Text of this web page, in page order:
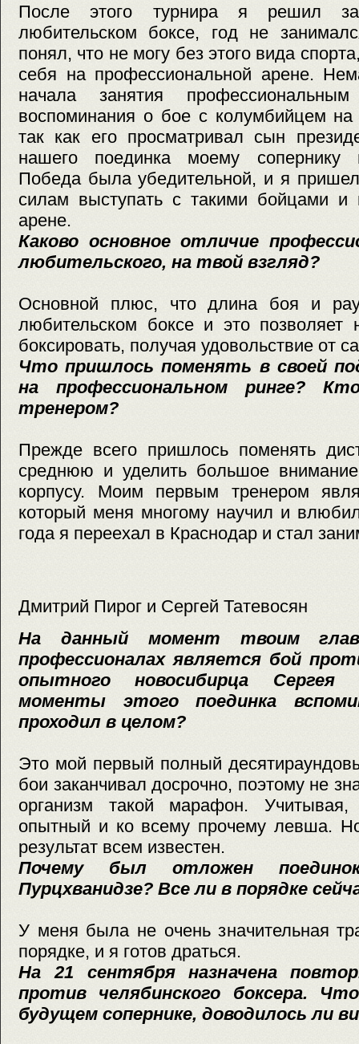
После этого турнира я решил
любительском боксе, год не
понял, что не могу без этого вида
себя на профессиональной арене.
начала занятия
воспоминания о бое с колумбийцем на
так как его просматривал сын
нашего поединка моему сопернику
Победа была убедительной, и я
силам выступать с такими бойцами и
арене.
Каково основное отличие
любительского, на твой взгляд?
Основной плюс, что длина боя и
любительском боксе и это
боксировать, получая удовольствие от
Что пришлось поменять в своей
на профессиональном ринге?
тренером?
Прежде всего пришлось поменять
среднюю и уделить большое
корпусу. Моим первым тренером
который меня многому научил и
года я переехал в Краснодар и стал
Дмитрий Пирог и Сергей Татевосян
На данный момент твоим
профессионалах является бой
опытного новосибирца Сергея
моменты этого поединка
проходил в целом?
Это мой первый полный
бои заканчивал досрочно, поэтому не
организм такой марафон.
опытный и ко всему прочему левша.
результат всем известен.
Почему был отложен
Пурцхванидзе? Все ли в порядке
У меня была не очень значительная
порядке, и я готов драться.
На 21 сентября назначена
против челябинского боксера.
будущем сопернике, доводилось ли